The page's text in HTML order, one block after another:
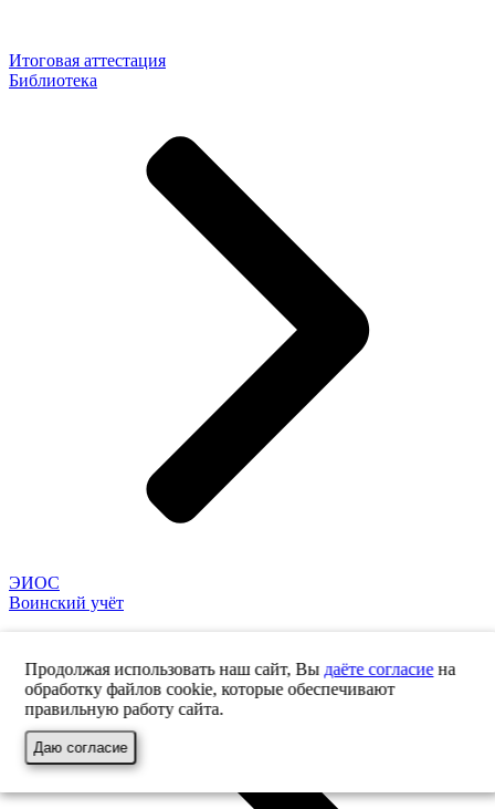
Итоговая аттестация
Библиотека
ЭИОС
Воинский учёт
Продолжая использовать наш сайт, Вы даёте согласиена
обработку файлов cookie, которые обеспечивают
правильную работу сайта.
Даю согласие